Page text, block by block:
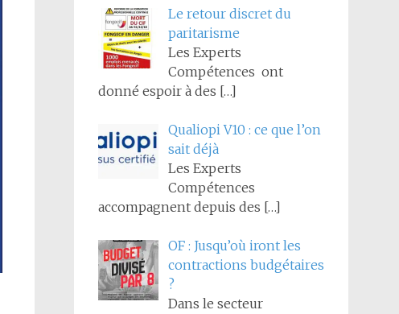
Le retour discret du
paritarisme
Les Experts
Compétences ont
donné espoir à des […]
Qualiopi V10 : ce que l’on
sait déjà
Les Experts
Compétences
accompagnent depuis des […]
OF : Jusqu’où iront les
contractions budgétaires
?
Dans le secteur